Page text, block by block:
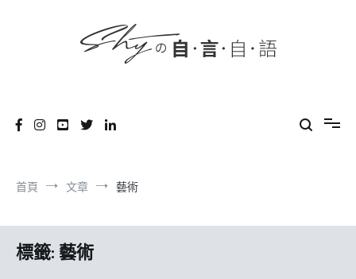
首頁 文章 藝術
標籤:藝術